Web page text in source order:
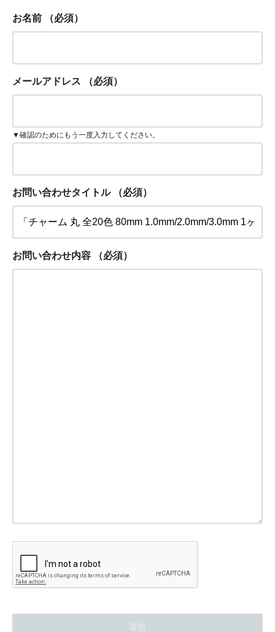
お名前 （必須）
メールアドレス （必須）
▼確認のためにもう一度入力してください。
お問い合わせタイトル （必須）
お問い合わせ内容 （必須）